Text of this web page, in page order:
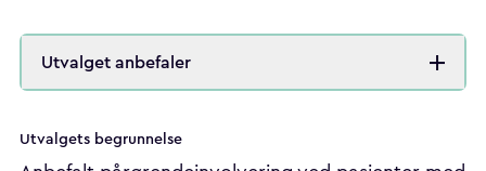
Utvalget anbefaler
Utvalgets begrunnelse